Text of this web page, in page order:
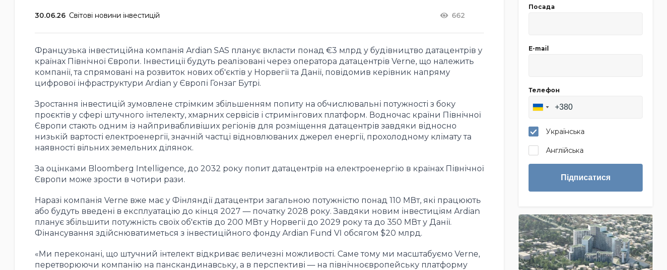
30.06.26 Світові новини інвестицій 662
Французька інвестиційна компанія Ardian SAS планує вкласти понад €3 млрд у будівництво датацентрів у
країнах Північної Європи. Інвестиції будуть реалізовані через оператора датацентрів Verne, що належить
компанії, та спрямовані на розвиток нових об'єктів у Норвегії та Данії, повідомив керівник напряму
цифрової інфраструктури Ardian у Європі Гонзаг Бутрі.
Зростання інвестицій зумовлене стрімким збільшенням попиту на обчислювальні потужності з боку
проєктів у сфері штучного інтелекту, хмарних сервісів і стримінгових платформ. Водночас країни Північної
Європи стають одним із найпривабливіших регіонів для розміщення датацентрів завдяки відносно
низькій вартості електроенергії, значній частці відновлюваних джерел енергії, прохолодному клімату та
наявності вільних земельних ділянок.
За оцінками Bloomberg Intelligence, до 2032 року попит датацентрів на електроенергію в країнах Північної
Європи може зрости в чотири рази.
Наразі компанія Verne вже має у Фінляндії датацентри загальною потужністю понад 110 МВт, які працюють
або будуть введені в експлуатацію до кінця 2027 — початку 2028 року. Завдяки новим інвестиціям Ardian
планує збільшити потужність своїх об'єктів до 200 МВт у Норвегії до 2029 року та до 350 МВт у Данії.
Фінансування здійснюватиметься з інвестиційного фонду Ardian Fund VI обсягом $20 млрд.
«Ми переконані, що штучний інтелект відкриває величезні можливості. Саме тому ми масштабуємо Verne,
перетворюючи компанію на панскандинавську, а в перспективі — на північноєвропейську платформу
Посада
E-mail
Телефон
Українська
Англійська
Підписатися